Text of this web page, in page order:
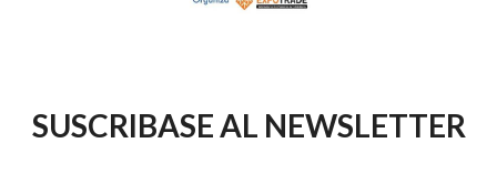
SUSCRIBASE AL NEWSLETTER